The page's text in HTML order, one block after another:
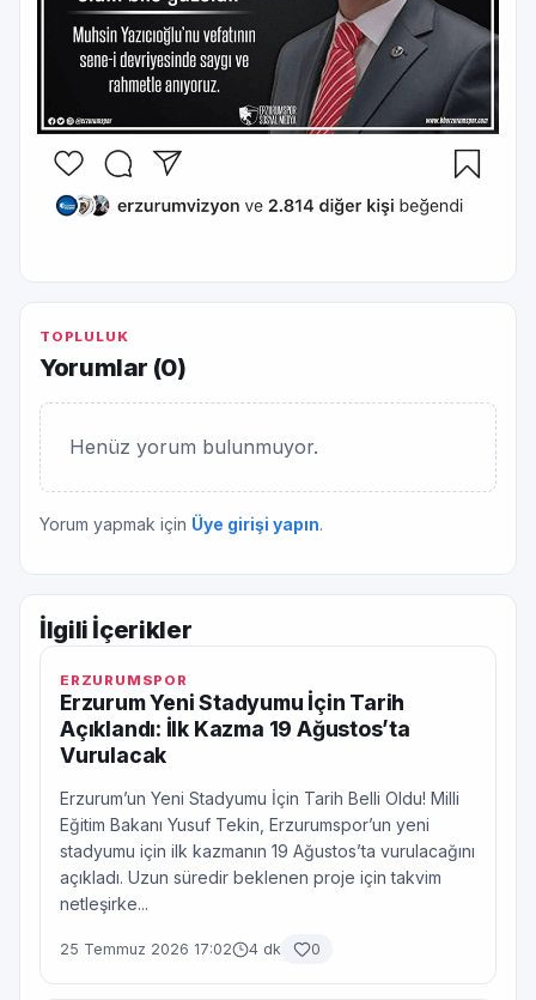
TOPLULUK
Yorumlar (0)
Henüz yorum bulunmuyor.
Yorum yapmak için Üye girişi yapın.
İlgili İçerikler
ERZURUMSPOR
Erzurum Yeni Stadyumu İçin Tarih
Açıklandı: İlk Kazma 19 Ağustos’ta
Vurulacak
Erzurum’un Yeni Stadyumu İçin Tarih Belli Oldu! Milli
Eğitim Bakanı Yusuf Tekin, Erzurumspor’un yeni
stadyumu için ilk kazmanın 19 Ağustos’ta vurulacağını
açıkladı. Uzun süredir beklenen proje için takvim
netleşirke...
25 Temmuz 2026 17:02 4 dk 0